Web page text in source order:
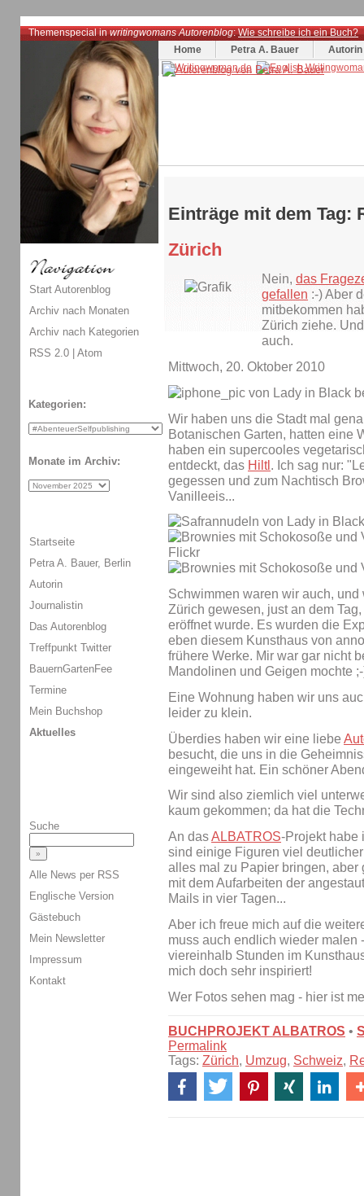
Themenspecial inwritingwomans Autorenblog:Wie schreibe ich ein Buch?
Home
Petra A. Bauer Autorin
Einträge mit dem Tag:
Zürich
Nein, das
gefallen :-) Aber
mitbekommen
Zürich ziehe.
auch.
Mittwoch, 20. Oktober 2010
Wir haben uns die Stadt mal
Botanischen Garten, hatten eine
haben ein supercooles
entdeckt, das Hiltl . Ich sag nur:
gegessen und zum Nachtisch
Vanilleeis...
Schwimmen waren wir auch,
Zürich gewesen, just an dem
eröffnet wurde. Es wurden die
eben diesem Kunsthaus von
frühere Werke. Mir war gar nicht
Mandolinen und Geigen mochte
Eine Wohnung haben wir uns
leider zu klein.
Überdies haben wir eine liebe
besucht, die uns in die
eingeweiht hat. Ein schöner
Wir sind also ziemlich viel
kaum gekommen; da hat die
An dasALBATROS-Projekt habe
sind einige Figuren viel
alles mal zu Papier bringen,
mit dem Aufarbeiten der
Mails in vier Tagen...
Aber ich freue mich auf die
muss auch endlich wieder
viereinhalb Stunden im
mich doch sehr inspiriert!
Wer Fotos sehen mag - hier ist
BUCHPROJEKT ALBATROS •
Permalink
Tags: Zürich, Umzug, Schweiz,
Start Autorenblog
Archiv nach Monaten
Archiv nach Kategorien
RSS 2.0 | Atom
Kategorien:
Monate im Archiv:
Startseite
Petra A. Bauer, Berlin
Autorin
Journalistin
Das Autorenblog
Treffpunkt Twitter
BauernGartenFee
Termine
Mein Buchshop
Aktuelles
Suche
Alle News per RSS
Englische Version
Gästebuch
Mein Newsletter
Impressum
Kontakt